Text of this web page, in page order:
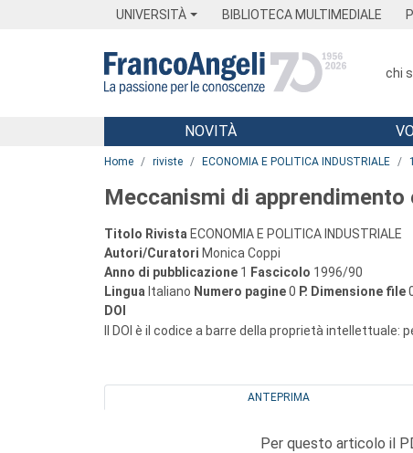
UNIVERSITÀ BIBLIOTECA MULTIMEDIALE
chi
Menu
NOVITÀ
Home riviste ECONOMIA E POLITICA INDUSTRIALE
Meccanismi di
Titolo Rivista ECONOMIA E POLITICA INDUSTRIALE
Autori/Curatori Monica Coppi
Anno di pubblicazione 1 Fascicolo 1996/90
Lingua Italiano Numero pagine0 P. Dimensione file
DOI
Il DOI è il codice a barre della proprietà intellettuale:
ANTEPRIMA
Per questo articolo il